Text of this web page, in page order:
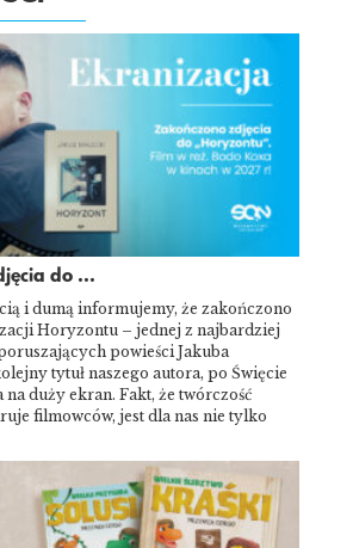
do ...
i dumą informujemy, że zakończono
Horyzontu – jednej z najbardziej
powieści Jakuba
tytuł naszego autora, po Święcie
duży ekran. Fakt, że twórczość
filmowców, jest dla nas nie tylko